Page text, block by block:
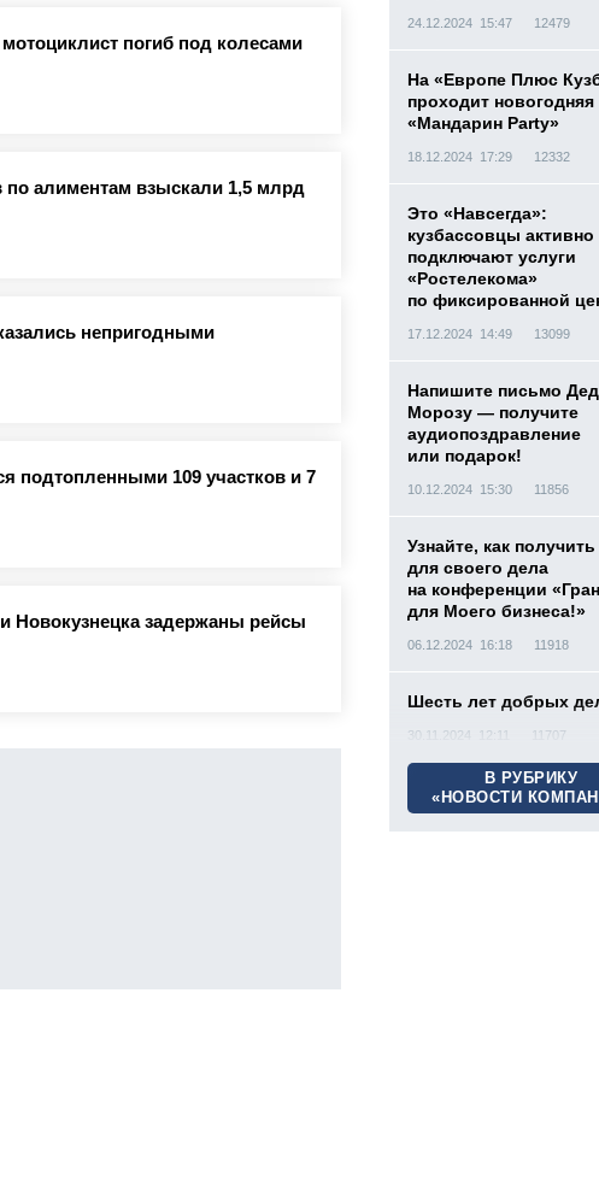
погиб под колесами
по алиментам взыскали 1,5 млрд
непригодными
подтопленными 109 участков и 7
Новокузнецка задержаны рейсы
24.12.2024 15:47 12479
На «Европе Плюс
проходит новогодняя
«Мандарин Party»
18.12.2024 17:29 12332
Это «Навсегда»:
кузбассовцы активно
подключают услуги
«Ростелекома»
по фиксированной
17.12.2024 14:49 13099
Напишите письмо
Морозу — получите
аудиопоздравление
или подарок!
10.12.2024 15:30 11856
Узнайте, как получить
для своего дела
на конференции
для Моего бизнеса!»
06.12.2024 16:18 11918
Шесть лет добрых
30.11.2024 12:11 11707
В РУБРИКУ
«НОВОСТИ